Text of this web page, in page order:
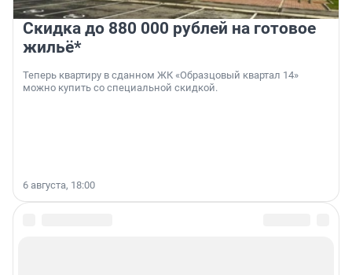
Скидка до 880 000 рублей на готовое
жильё*
Теперь квартиру в сданном ЖК «Образцовый квартал 14»
можно купить со специальной скидкой.
6 августа, 18:00